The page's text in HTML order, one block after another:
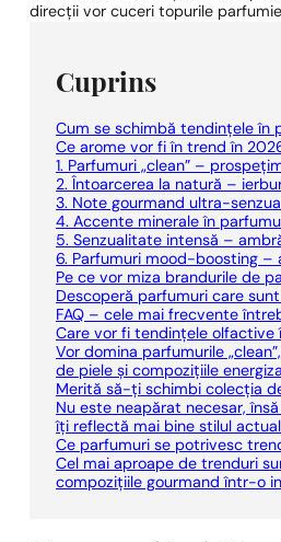
direcții vor cuceri topurile
Cuprins
Cum se schimbă tendințele în
Ce arome vor fi în trend în
1. Parfumuri „clean” –
2. Întoarcerea la natură –
3. Note gourmand ultra-
4. Accente minerale în
5. Senzualitate intensă –
6. Parfumuri mood-boosting –
Pe ce vor miza brandurile de
Descoperă parfumuri care
FAQ – cele mai frecvente
Care vor fi tendințele olfactive
Vor domina parfumurile
de piele și compozițiile
Merită să-ți schimbi colecția
Nu este neapărat necesar,
îți reflectă mai bine stilul
Ce parfumuri se potrivesc
Cel mai aproape de trenduri
compozițiile gourmand într-o